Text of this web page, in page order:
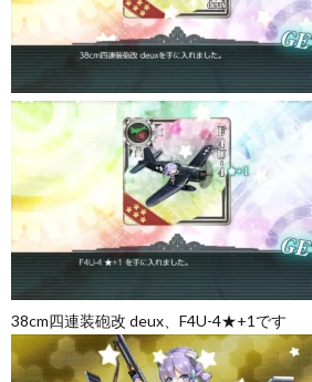
38cm四連装砲改 deux、F4U-4★+1です